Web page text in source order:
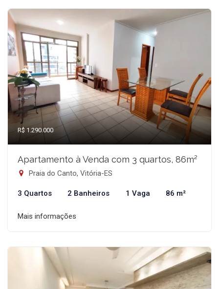
R$ 1.290.000
Apartamento à Venda com 3 quartos, 86m²
Praia do Canto, Vitória-ES
3 Quartos 2 Banheiros 1 Vaga 86 m²
Mais informações